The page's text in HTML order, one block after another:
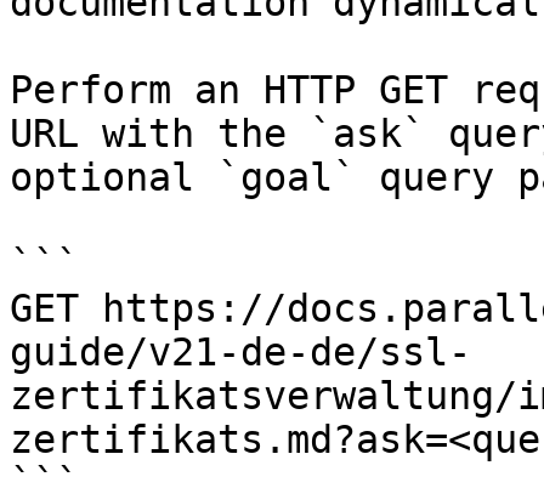
Perform an HTTP GET
URL with the `ask`
optional `goal` query
```
GET https://
guide/v21-de-de/ssl-
zertifikatsverwaltung/